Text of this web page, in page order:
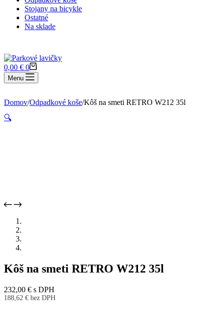
Stojany na bicykle
Ostatné
Na sklade
Nákupný
košík
0,00 € 0
Menu
Domov/Odpadkové koše/Kôš na smeti RETRO W212 35l
🔍
Kôš na smeti RETRO W212 35l
232,00 € s DPH
188,62 € bez DPH